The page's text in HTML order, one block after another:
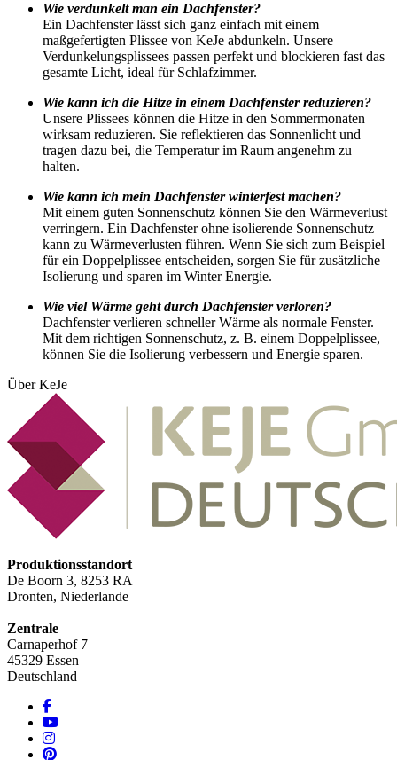
Wie verdunkelt man ein Dachfenster?
Ein Dachfenster lässt sich ganz einfach mit einem
maßgefertigten Plissee von KeJe abdunkeln. Unsere
Verdunkelungsplissees passen perfekt und blockieren fast das
gesamte Licht, ideal für Schlafzimmer.
Wie kann ich die Hitze in einem Dachfenster reduzieren?
Unsere Plissees können die Hitze in den Sommermonaten
wirksam reduzieren. Sie reflektieren das Sonnenlicht und
tragen dazu bei, die Temperatur im Raum angenehm zu
halten.
Wie kann ich mein Dachfenster winterfest machen?
Mit einem guten Sonnenschutz können Sie den Wärmeverlust
verringern. Ein Dachfenster ohne isolierende Sonnenschutz
kann zu Wärmeverlusten führen. Wenn Sie sich zum Beispiel
für ein Doppelplissee entscheiden, sorgen Sie für zusätzliche
Isolierung und sparen im Winter Energie.
Wie viel Wärme geht durch Dachfenster verloren?
Dachfenster verlieren schneller Wärme als normale Fenster.
Mit dem richtigen Sonnenschutz, z. B. einem Doppelplissee,
können Sie die Isolierung verbessern und Energie sparen.
Über KeJe
Produktionsstandort
De Boorn 3, 8253 RA
Dronten, Niederlande
Zentrale
Carnaperhof 7
45329 Essen
Deutschland